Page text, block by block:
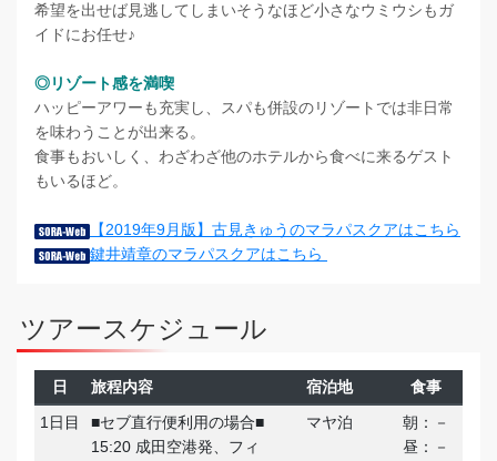
希望を出せば見逃してしまいそうなほど小さなウミウシもガ
イドにお任せ♪
◎リゾート感を満喫
ハッピーアワーも充実し、スパも併設のリゾートでは非日常
を味わうことが出来る。
食事もおいしく、わざわざ他のホテルから食べに来るゲスト
もいるほど。
【2019年9月版】古見きゅうのマラパスクアはこちら
鍵井靖章のマラパスクアはこちら
ツアースケジュール
日 旅程内容 宿泊地
食事
1日目
■セブ直行便利用の場合■
15:20 成田空港発、フィ
マヤ泊
朝：－
昼：－